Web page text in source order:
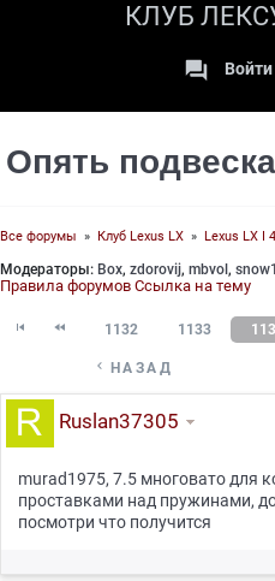
КЛУБ
 Войти
Опять подвеска
Все форумы » Клуб Lexus LX » Lexus LX I
Модераторы: Box, zdorovij, mbvol ,
Правила форумов Ссылка на тему
  1132 1133
 НАЗАД
Ruslan37305
murad1975, 7.5 многовато для
проставками над пружинами,
посмотри что получится